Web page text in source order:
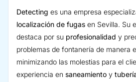
Detecting es una empresa
localización de fugas en Sevilla. Su
destaca por su profesionalidad y
problemas de fontanería de manera
minimizando las molestias para el
experiencia en saneamiento y